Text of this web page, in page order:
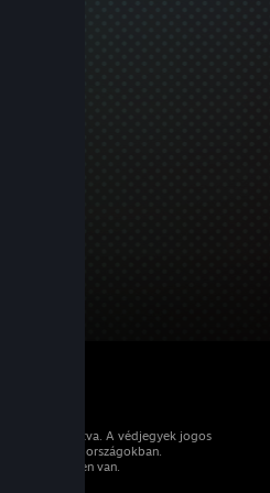
jog fenntartva. A védjegyek jogos
és más országokban.
az érvényben van.